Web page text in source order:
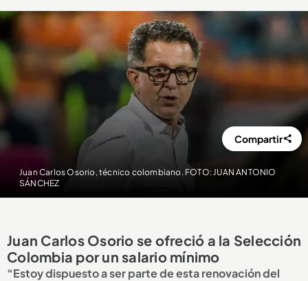
Juan Carlos Osorio, técnico colombiano. FOTO: JUAN ANTONIO
SÁNCHEZ
Compartir
Juan Carlos Osorio se ofreció a la Selección
Colombia por un salario mínimo
“Estoy dispuesto a ser parte de esta renovación del